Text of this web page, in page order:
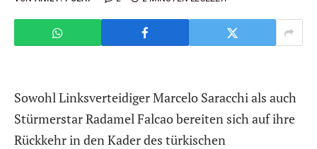
Sowohl Linksverteidiger Marcelo Saracchi als auch
Stürmerstar Radamel Falcao bereiten sich auf ihre
Rückkehr in den Kader des türkischen